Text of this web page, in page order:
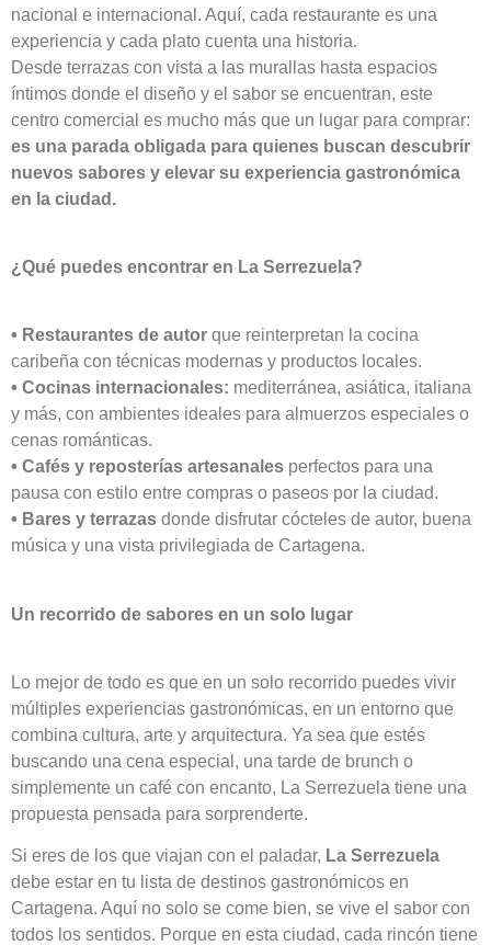
nacional e internacional. Aquí, cada restaurante es una
experiencia y cada plato cuenta una historia.
Desde terrazas con vista a las murallas hasta espacios
íntimos donde el diseño y el sabor se encuentran, este
centro comercial es mucho más que un lugar para comprar:
es una parada obligada para quienes buscan descubrir
nuevos sabores y elevar su experiencia gastronómica
en la ciudad.
¿Qué puedes encontrar en La Serrezuela?
• Restaurantes de autor que reinterpretan la cocina
caribeña con técnicas modernas y productos locales.
• Cocinas internacionales: mediterránea, asiática, italiana
y más, con ambientes ideales para almuerzos especiales o
cenas románticas.
• Cafés y reposterías artesanales perfectos para una
pausa con estilo entre compras o paseos por la ciudad.
• Bares y terrazas donde disfrutar cócteles de autor, buena
música y una vista privilegiada de Cartagena.
Un recorrido de sabores en un solo lugar
Lo mejor de todo es que en un solo recorrido puedes vivir
múltiples experiencias gastronómicas, en un entorno que
combina cultura, arte y arquitectura. Ya sea que estés
buscando una cena especial, una tarde de brunch o
simplemente un café con encanto, La Serrezuela tiene una
propuesta pensada para sorprenderte.
Si eres de los que viajan con el paladar, La Serrezuela
debe estar en tu lista de destinos gastronómicos en
Cartagena. Aquí no solo se come bien, se vive el sabor con
todos los sentidos. Porque en esta ciudad, cada rincón tiene